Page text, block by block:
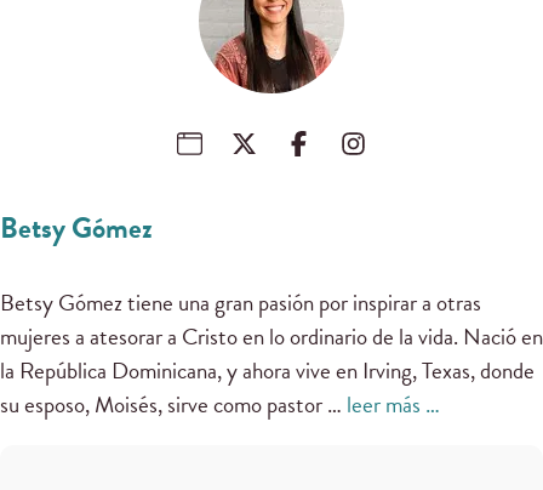
Betsy Gómez
Betsy Gómez tiene una gran pasión por inspirar a otras
mujeres a atesorar a Cristo en lo ordinario de la vida. Nació en
la República Dominicana, y ahora vive en Irving, Texas, donde
su esposo, Moisés, sirve como pastor … leer más …